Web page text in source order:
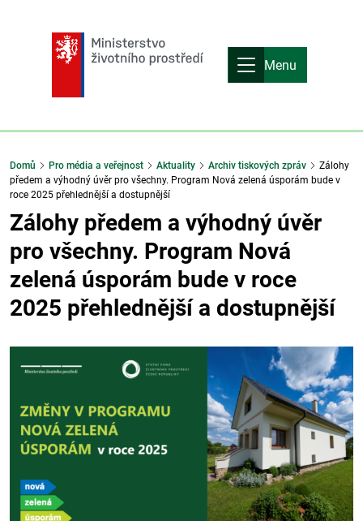
Menu
Domů Pro média a veřejnost Aktuality Archiv tiskových zpráv
Zálohy
předem a výhodný úvěr pro všechny. Program Nová zelená úsporám bude v
roce 2025 přehlednější a dostupnější
Zálohy předem a výhodný úvěr
pro všechny. Program Nová
zelená úsporám bude v roce
2025 přehlednější a dostupnější